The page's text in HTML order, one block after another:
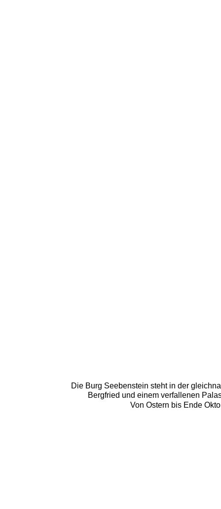
Die Burg Seebenstein steht in der
Bergfried und einem verfallenen
Von Ostern bis Ende